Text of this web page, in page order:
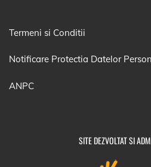
Termeni si Conditii
Notificare Protectia Datelor
ANPC
SITE DEZVOLTAT SI